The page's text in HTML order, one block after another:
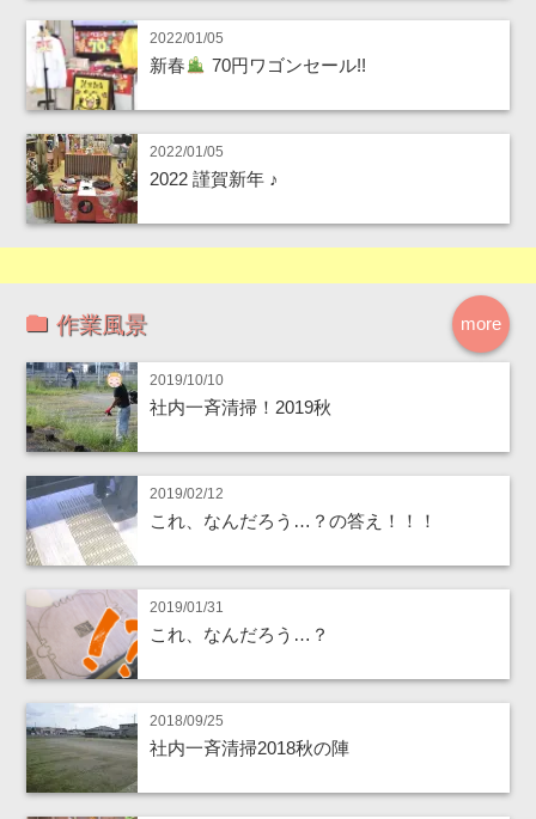
2022/01/05
新春 70円ワゴンセール!!
2022/01/05
2022 謹賀新年 ♪
more
作業風景
2019/10/10
社内一斉清掃！2019秋
2019/02/12
これ、なんだろう…？の答え！！！
2019/01/31
これ、なんだろう…？
2018/09/25
社内一斉清掃2018秋の陣